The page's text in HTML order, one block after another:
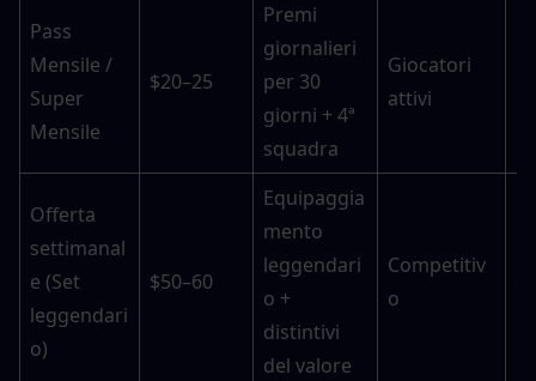
Pass
Mensile /
Super
Mensile
$20–25
Premi
giornalieri
per 30
giorni + 4ª
squadra
Giocatori
attivi
Offerta
settimanal
e (Set
leggendari
o)
$50–60
Equipaggia
mento
leggendari
o +
distintivi
del valore
Competitiv
o